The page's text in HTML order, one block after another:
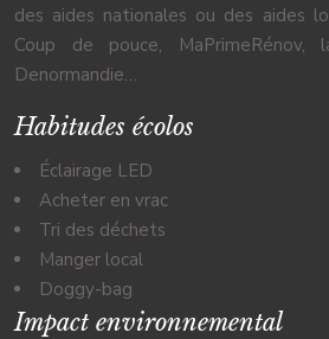
des aides nationales ou des aides
Coup de pouce, MaPrimeRénov,
Denormandie…
Habitudes écolos
Éclairage LED
Acheter en vrac
Tri des déchets
Manger local
Doggy-bag
Impact environnemental